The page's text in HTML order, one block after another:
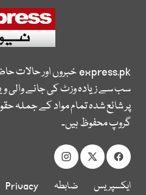
express.pkخبروں اور حالات
سب سے زیادہ وزٹ کی جانے
پر شائع شدہ تمام مواد کے جملہ
گروپ محفوظ ہیں۔
ایکسپریس
ضابطہ
Privacy